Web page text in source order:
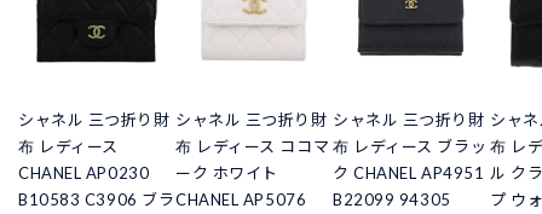
シャネル 三つ折り財
布 レディース
CHANEL AP0230
B10583 C3906 ブラ
シャネル 三つ折り財
布 レディース ココマ
ーク ホワイト
CHANEL AP5076
シャネル 三つ折り財
布 レディース ブラッ
ク CHANEL AP4951
B22099 94305
シャ
布 レ
ル ク
プ ウ